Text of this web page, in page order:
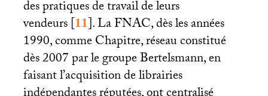
des pratiques de travail de leurs
vendeurs[11]. LaFNAC, dès les années
1990, comme Chapitre, réseau constitué
dès 2007 par le groupe Bertelsmann, en
faisant l’acquisition de librairies